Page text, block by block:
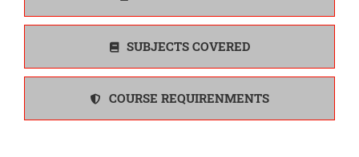
SUBJECTS COVERED
COURSE REQUIRENMENTS